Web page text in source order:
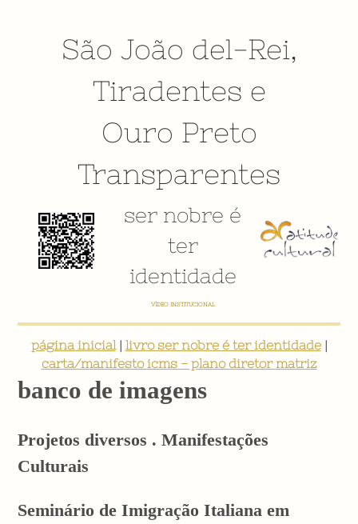
São João del-Rei,
Tiradentes e
Ouro Preto
Transparentes
ser nobre é
ter
identidade
VÍDEO INSTITUCIONAL
página inicial| livro ser nobre é ter identidade|
carta/manifesto icms - plano diretor matriz
banco de imagens
Projetos diversos . Manifestações
Culturais
Seminário de Imigração Italiana em